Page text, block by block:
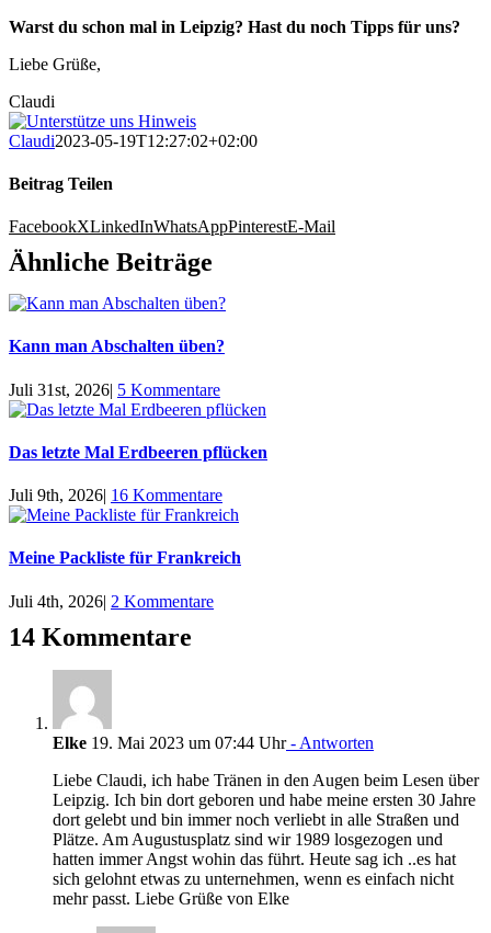
Warst du schon mal in Leipzig? Hast du noch Tipps für uns?
Liebe Grüße,
Claudi
Claudi2023-05-19T12:27:02+02:00
Beitrag Teilen
FacebookXLinkedInWhatsAppPinterestE-Mail
Ähnliche Beiträge
Kann man Abschalten üben?
Juli 31st, 2026| 5 Kommentare
Das letzte Mal Erdbeeren pflücken
Juli 9th, 2026| 16 Kommentare
Meine Packliste für Frankreich
Juli 4th, 2026| 2 Kommentare
14 Kommentare
Elke 19. Mai 2023 um 07:44 Uhr- Antworten
Liebe Claudi, ich habe Tränen in den Augen beim Lesen über
Leipzig. Ich bin dort geboren und habe meine ersten 30 Jahre
dort gelebt und bin immer noch verliebt in alle Straßen und
Plätze. Am Augustusplatz sind wir 1989 losgezogen und
hatten immer Angst wohin das führt. Heute sag ich ..es hat
sich gelohnt etwas zu unternehmen, wenn es einfach nicht
mehr passt. Liebe Grüße von Elke